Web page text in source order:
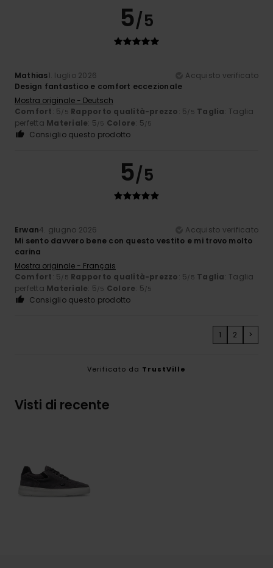
5/5
Mathias1. luglio 2026
Acquisto verificato
Design fantastico e comfort eccezionale
Mostra originale - Deutsch
Comfort: 5 /5 Rapporto qualità-prezzo: 5 /5 Taglia: Taglia
perfetta Materiale: 5 /5 Colore: 5 /5
Consiglio questo prodotto
5/5
Erwan4. giugno 2026
Acquisto verificato
Mi sento davvero bene con questo vestito e mi trovo molto
carina
Mostra originale - Français
Comfort: 5 /5 Rapporto qualità-prezzo: 5 /5 Taglia: Taglia
perfetta Materiale: 5 /5 Colore: 5 /5
Consiglio questo prodotto
1 2 >
Verificato da TrustVille
Visti di recente